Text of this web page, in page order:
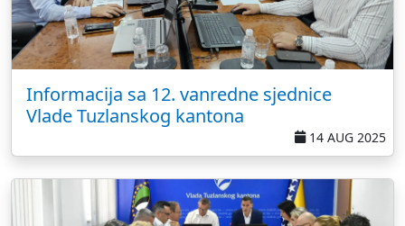
Informacija sa 12. vanredne sjednice
Vlade Tuzlanskog kantona
14 AUG 2025